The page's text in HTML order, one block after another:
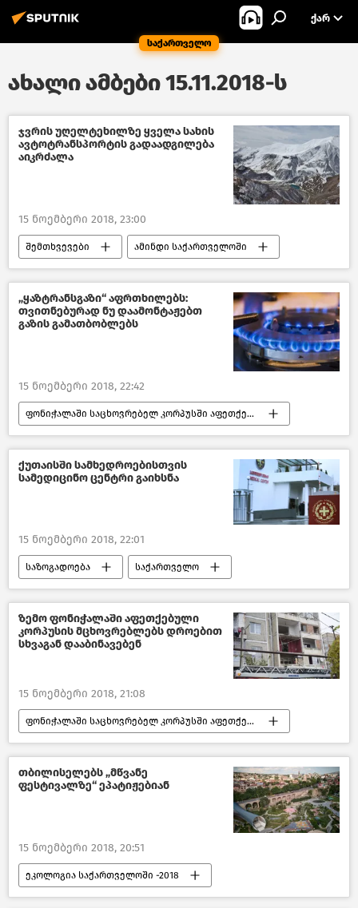
საქართველო
ᲥᲐᲠ
ახალი ამბები 15.11.2018-ს
ჯვრის უღელტეხილზე ყველა სახის
ავტოტრანსპორტის გადაადგილება
აიკრძალა
15 ნოემბერი 2018, 23:00
შემთხვევები ამინდი საქართველოში
საქართველო
„ყაზტრანსგაზი“ აფრთხილებს:
თვითნებურად ნუ დაამონტაჟებთ
გაზის გამათბობლებს
15 ნოემბერი 2018, 22:42
ფონიჭალაში საცხოვრებელ კორპუსში აფეთქება მოხდა
შემთხვევები საქართველო
ქუთაისში სამხედროებისთვის
სამედიცინო ცენტრი გაიხსნა
15 ნოემბერი 2018, 22:01
საზოგადოება საქართველო
ჯანდაცვა საქართველოში
ზემო ფონიჭალაში აფეთქებული
კორპუსის მცხოვრებლებს დროებით
სხვაგან დააბინავებენ
15 ნოემბერი 2018, 21:08
ფონიჭალაში საცხოვრებელ კორპუსში აფეთქება მოხდა
შემთხვევები საქართველო
თბილისელებს „მწვანე
ფესტივალზე“ ეპატიჟებიან
15 ნოემბერი 2018, 20:51
ეკოლოგია საქართველოში -2018
თბილისი დღეს საქართველო